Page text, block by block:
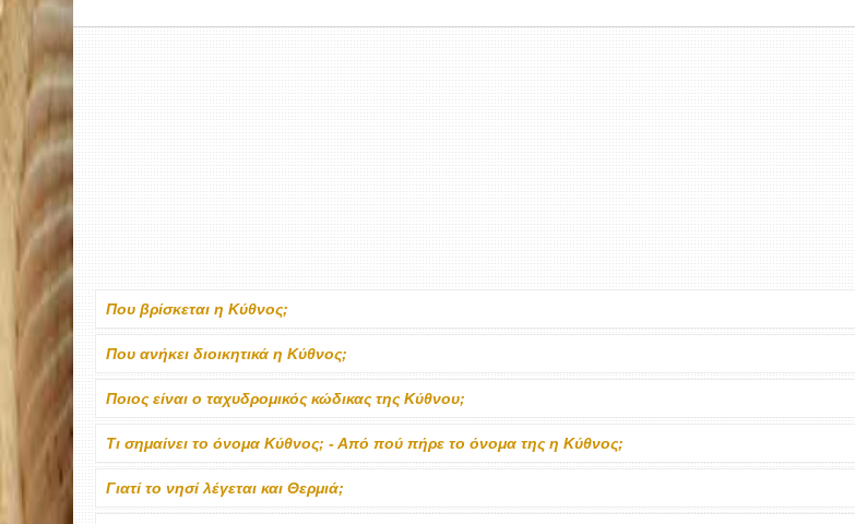
Που βρίσκεται η Κύθνος;
Που ανήκει διοικητικά η Κύθνος;
Ποιος είναι ο ταχυδρομικός κώδικας της Κύθνου;
Τι σημαίνει το όνομα Κύθνος; - Από πού πήρε το όνομα της η Κύθνος;
Γιατί το νησί λέγεται και Θερμιά;